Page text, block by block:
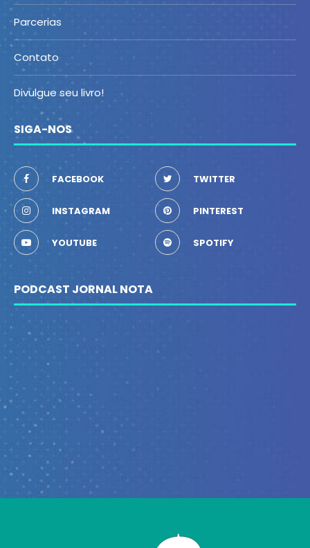
Parcerias
Contato
Divulgue seu livro!
SIGA-NOS
FACEBOOK TWITTER
INSTAGRAM PINTEREST
YOUTUBE SPOTIFY
PODCAST JORNAL NOTA